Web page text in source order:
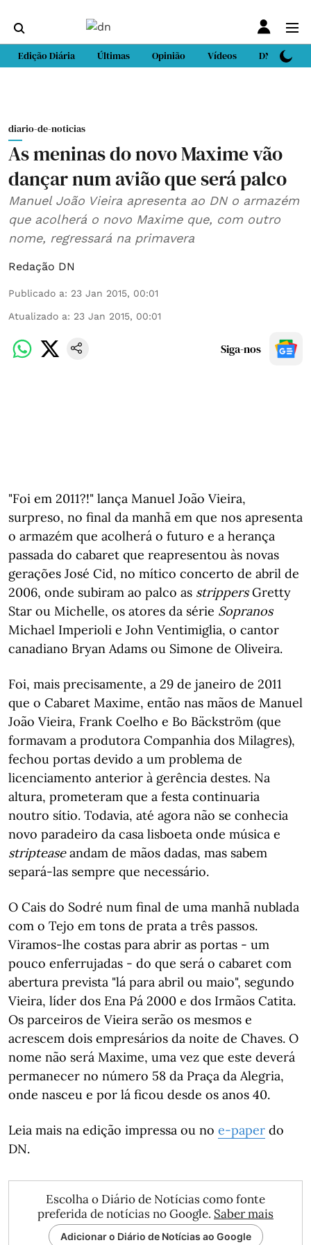
Edição Diária Últimas Opinião Vídeos DN Sport
diario-de-noticias
As meninas do novo Maxime vão
dançar num avião que será palco
Manuel João Vieira apresenta ao DN o armazém
que acolherá o novo Maxime que, com outro
nome, regressará na primavera
Redação DN
Publicado a: 23 Jan 2015, 00:01
Atualizado a: 23 Jan 2015, 00:01
Siga-nos
"Foi em 2011?!" lança Manuel João Vieira,
surpreso, no final da manhã em que nos apresenta
o armazém que acolherá o futuro e a herança
passada do cabaret que reapresentou às novas
gerações José Cid, no mítico concerto de abril de
2006, onde subiram ao palco as strippersGretty
Star ou Michelle, os atores da série Sopranos
Michael Imperioli e John Ventimiglia, o cantor
canadiano Bryan Adams ou Simone de Oliveira.
Foi, mais precisamente, a 29 de janeiro de 2011
que o Cabaret Maxime, então nas mãos de Manuel
João Vieira, Frank Coelho e Bo Bäckström (que
formavam a produtora Companhia dos Milagres),
fechou portas devido a um problema de
licenciamento anterior à gerência destes. Na
altura, prometeram que a festa continuaria
noutro sítio. Todavia, até agora não se conhecia
novo paradeiro da casa lisboeta onde música e
stripteaseandam de mãos dadas, mas sabem
separá-las sempre que necessário.
O Cais do Sodré num final de uma manhã nublada
com o Tejo em tons de prata a três passos.
Viramos-lhe costas para abrir as portas - um
pouco enferrujadas - do que será o cabaret com
abertura prevista "lá para abril ou maio", segundo
Vieira, líder dos Ena Pá 2000 e dos Irmãos Catita.
Os parceiros de Vieira serão os mesmos e
acrescem dois empresários da noite de Chaves. O
nome não será Maxime, uma vez que este deverá
permanecer no número 58 da Praça da Alegria,
onde nasceu e por lá ficou desde os anos 40.
Leia mais na edição impressa ou no e-paper do
DN.
Escolha o Diário de Notícias como fonte
preferida de notícias no Google. Saber mais
Adicionar o Diário de Notícias ao Google